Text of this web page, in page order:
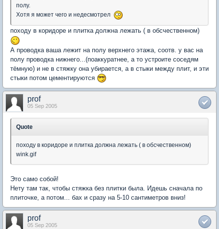
полу.
Хотя я может чего и недесмотрел
походу в коридоре и плитка должна лежать ( в обсчественном)
А проводка ваша лежит на полу верхнего этажа, соотв. у вас на
полу проводка нижнего...(поаккуратнее, а то устроите соседям
тёмную) и не в стяжку она убирается, а в стыки между плит, и эти
стыки потом цементируются
prof
05 Sep 2005
Quote
походу в коридоре и плитка должна лежать ( в обсчественном)
wink.gif
Это само собой!
Нету там так, чтобы стяжка без плитки была. Идешь сначала по
плиточке, а потом... бах и сразу на 5-10 сантиметров вниз!
prof
05 Sep 2005